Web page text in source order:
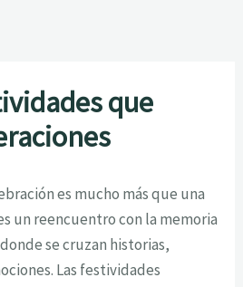
que
es mucho más que una
un reencuentro con la memoria
se cruzan historias,
Las festividades